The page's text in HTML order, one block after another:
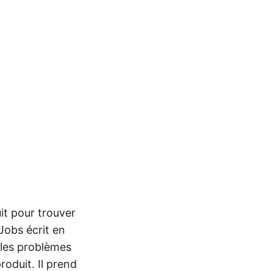
pour trouver
écrit en
problèmes
Il prend